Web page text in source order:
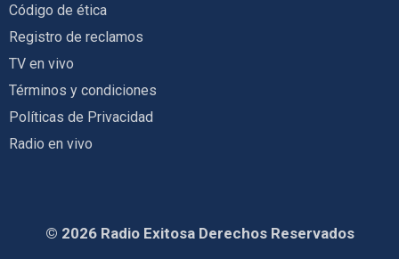
Código de ética
Registro de reclamos
TV en vivo
Términos y condiciones
Políticas de Privacidad
Radio en vivo
© 2026 Radio Exitosa Derechos Reservados